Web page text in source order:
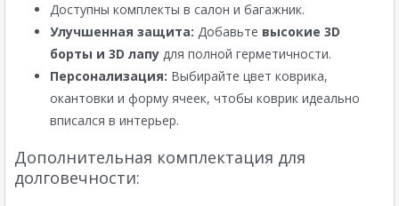
Доступны комплекты в салон и багажник.
Улучшенная защита: Добавьте высокие 3D
борты и 3D лапу для полной герметичности.
Персонализация: Выбирайте цвет коврика,
окантовки и форму ячеек, чтобы коврик идеально
вписался в интерьер.
Дополнительная комплектация для
долговечности: